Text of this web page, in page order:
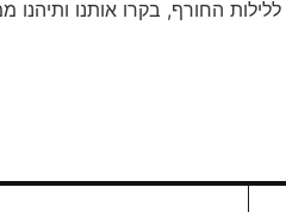
החורף, בקרו אותנו ותיהנו